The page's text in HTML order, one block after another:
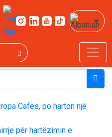
Cafes, po harton një
për hartëzimin e